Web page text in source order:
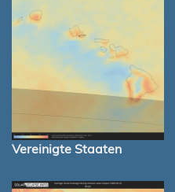
Vereinigte Staaten